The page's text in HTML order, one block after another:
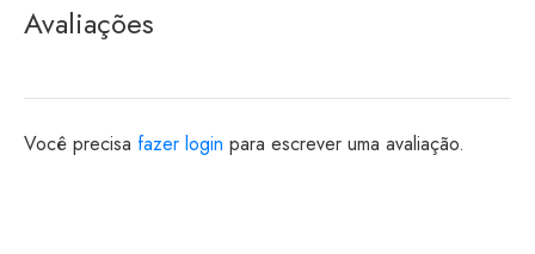
Avaliações
Você precisa fazer login para escrever uma avaliação.